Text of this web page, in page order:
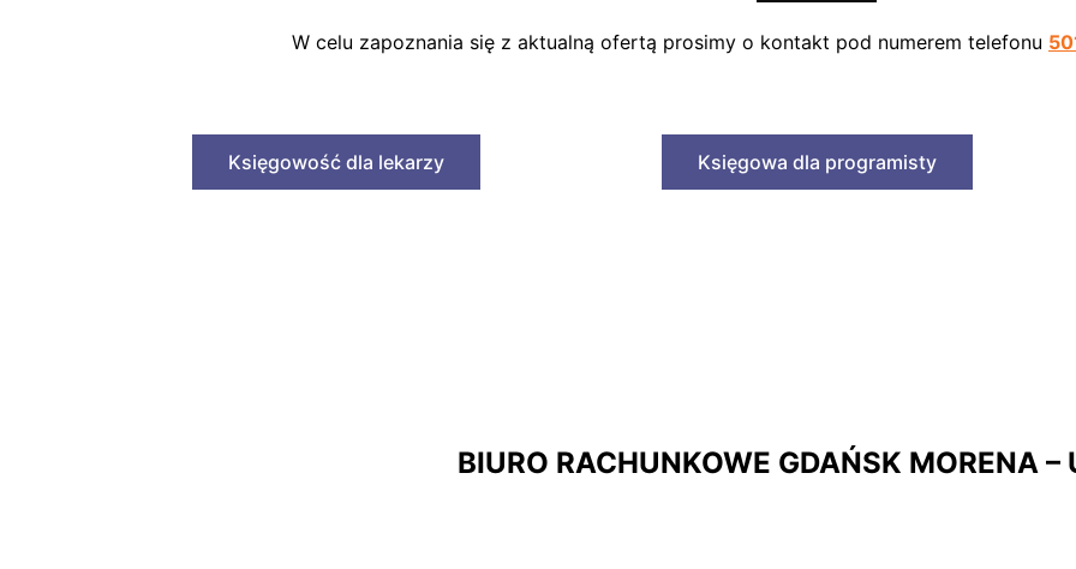
W celu zapoznania się z aktualną ofertą prosimy o kontakt pod numerem telefonu
Księgowość dla lekarzy Księgowa dla programisty
BIURO RACHUNKOWE GDAŃSK MORENA –